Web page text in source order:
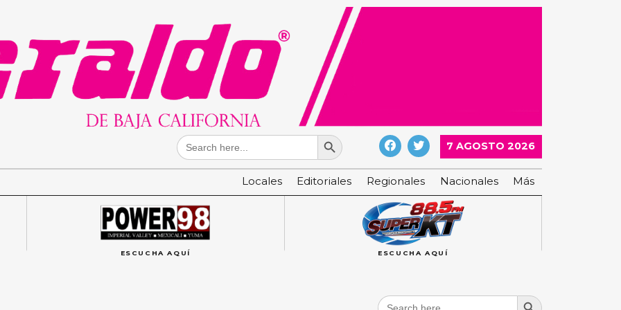
Search
for:
Search Button
7 AGOSTO 2026
Locales Editoriales Regionales Nacionales Más
ESCUCHA AQUÍ ESCUCHA AQUÍ
Search
Search Button